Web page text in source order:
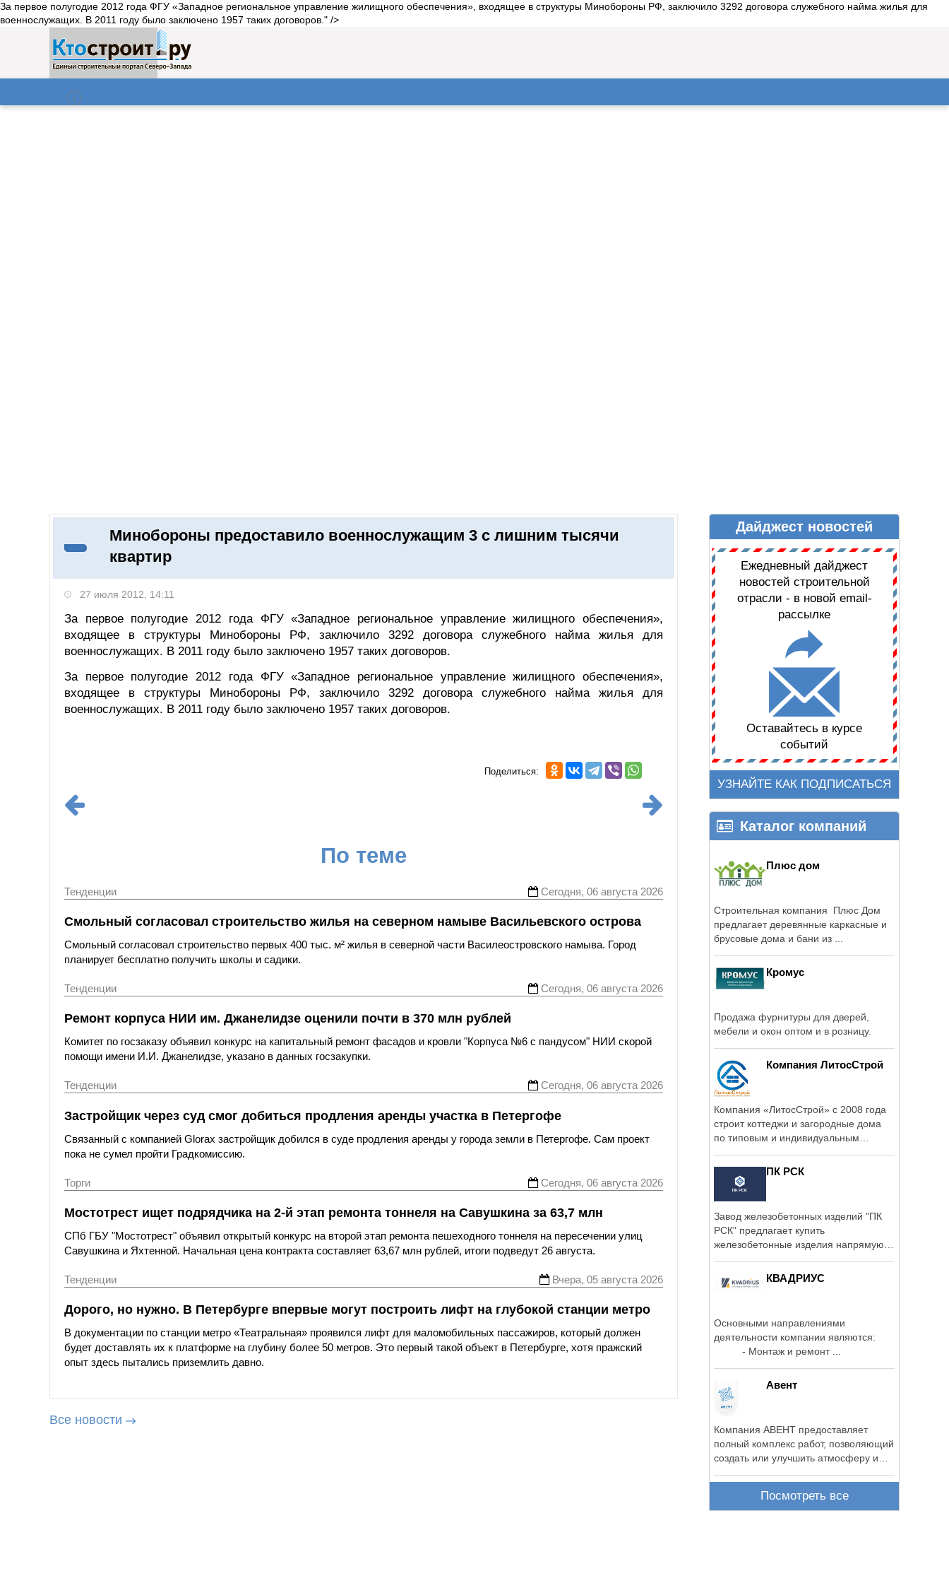
За первое полугодие 2012 года ФГУ «Западное региональное управление жилищного обеспечения», входящее в структуры Минобороны РФ, заключило 3292 договора служебного найма жилья для
военнослужащих. В 2011 году было заключено 1957 таких договоров." />
Поиск
ДАЙДЖЕСТ НОВОСТЕЙ
Минобороны предоставило военнослужащим 3 с лишним тысячи
квартир
27 июля 2012, 14:11
За первое полугодие 2012 года ФГУ «Западное региональное управление жилищного обеспечения»,
входящее в структуры Минобороны РФ, заключило 3292 договора служебного найма жилья для
военнослужащих. В 2011 году было заключено 1957 таких договоров.
За первое полугодие 2012 года ФГУ «Западное региональное управление жилищного обеспечения»,
входящее в структуры Минобороны РФ, заключило 3292 договора служебного найма жилья для
военнослужащих. В 2011 году было заключено 1957 таких договоров.
Поделиться:
По теме
Тенденции Сегодня, 06 августа 2026
Смольный согласовал строительство жилья на северном намыве Васильевского острова
Смольный согласовал строительство первых 400 тыс. м² жилья в северной части Василеостровского намыва. Город
планирует бесплатно получить школы и садики.
Тенденции Сегодня, 06 августа 2026
Ремонт корпуса НИИ им. Джанелидзе оценили почти в 370 млн рублей
Комитет по госзаказу объявил конкурс на капитальный ремонт фасадов и кровли "Корпуса №6 с пандусом" НИИ скорой
помощи имени И.И. Джанелидзе, указано в данных госзакупки.
Тенденции Сегодня, 06 августа 2026
Застройщик через суд смог добиться продления аренды участка в Петергофе
Связанный с компанией Glorax застройщик добился в суде продления аренды у города земли в Петергофе. Сам проект
пока не сумел пройти Градкомиссию.
Торги Сегодня, 06 августа 2026
Мостотрест ищет подрядчика на 2-й этап ремонта тоннеля на Савушкина за 63,7 млн
СПб ГБУ "Мостотрест" объявил открытый конкурс на второй этап ремонта пешеходного тоннеля на пересечении улиц
Савушкина и Яхтенной. Начальная цена контракта составляет 63,67 млн рублей, итоги подведут 26 августа.
Тенденции Вчера, 05 августа 2026
Дорого, но нужно. В Петербурге впервые могут построить лифт на глубокой станции метро
В документации по станции метро «Театральная» проявился лифт для маломобильных пассажиров, который должен
будет доставлять их к платформе на глубину более 50 метров. Это первый такой объект в Петербурге, хотя пражский
опыт здесь пытались приземлить давно.
Все новости
Дайджест новостей
Ежедневный дайджест
новостей строительной
отрасли - в новой email-
рассылке
Оставайтесь в курсе
событий
УЗНАЙТЕ КАК ПОДПИСАТЬСЯ
Каталог компаний
Плюс дом
Строительная компания Плюс Дом
предлагает деревянные каркасные и
брусовые дома и бани из ...
Кромус
Продажа фурнитуры для дверей,
мебели и окон оптом и в розницу.
Компания ЛитосСтрой
Компания «ЛитосСтрой» с 2008 года
строит коттеджи и загородные дома
по типовым и индивидуальным
ПК РСК
Завод железобетонных изделий "ПК
РСК" предлагает купить
железобетонные изделия напрямую
КВАДРИУС
Основными направлениями
деятельности компании являются:
- Монтаж и ремонт ...
Авент
Компания АВЕНТ предоставляет
полный комплекс работ, позволяющий
создать или улучшить атмосферу и
Посмотреть все